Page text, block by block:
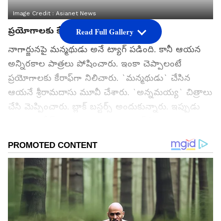
Image Credit :Asianet News
ప్రయోగాలకు కేరాఫ్‌గా నిలిచిన నాగార్జున
నాగార్జునపై మన్మథుడు అనే ట్యాగ్‌ పడింది. కానీ ఆయన
అన్నిరకాల పాత్రలు పోషించారు. ఇంకా చెప్పాలంటే
ప్రయోగాలకు కేరాఫ్‌గా నిలిచారు. `మన్మథుడు` చేసిన
ఆయనే శ్రీరామదాసు మూవీ చేశారు. `అన్నమయ్య` చిత్రాలు
చేసి మెప్పించారు. బ్లాక్‌ బస్టర్స్ అందుకున్నారు. ఇప్పుడు
ముఖ్యంగా ఫ్యామిలీ అంతా కలిసి చూసే సినిమాలు
చేస్తున్నారు.
గూగుల్‌లో ఆసక్తికరమైన సమాచారం కోసం ఏసియానెట్ తెలుగు
ను మీ ఫ్రిఫర్డ్ సోర్స్ గా ఎంచుకోండి
Read Full Gallery